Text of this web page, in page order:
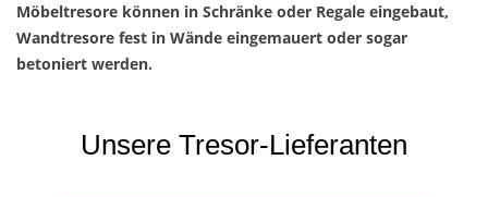
Möbeltresore können in Schränke oder Regale eingebaut,
Wandtresore fest in Wände eingemauert oder sogar
betoniert werden.
Unsere Tresor-Lieferanten